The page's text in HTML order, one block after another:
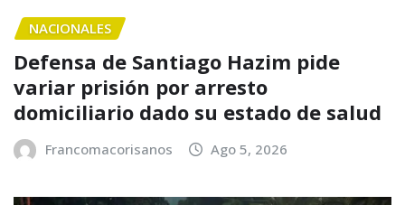
NACIONALES
Defensa de Santiago Hazim pide
variar prisión por arresto
domiciliario dado su estado de salud
Francomacorisanos Ago 5, 2026